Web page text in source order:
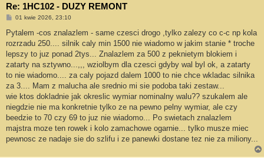
Re: 1HC102 - DUZY REMONT
P
s
t
01 kwie 2026, 23:10
Pytalem -cos znalazlem - same czesci drogo ,tylko zalezy co c-c np kola
rozrzadu 250.... silnik caly min 1500 nie wiadomo w jakim stanie * troche
lepszy to juz ponad 2tys... Znalazlem za 500 z peknietym blokiem i
zatarty na sztywno...,,, wziolbym dla czesci gdyby wal byl ok, a zatarty
to nie wiadomo.... za caly pojazd dalem 1000 to nie chce wkladac silnika
za 3.... Mam z malucha ale srednio mi sie podoba taki zestaw...
wie ktos dokladnie jak okreslic wymiar nominalny walu?? szukalem ale
niegdzie nie ma konkretnie tylko ze na pewno pelny wymiar, ale czy
beedzie to 70 czy 69 to juz nie wiadomo... Po swietach znalazlem
majstra moze ten rowek i kolo zamachowe ogarnie... tylko musze miec
pewnosc ze nadaje sie do szlifu i ze panewki dostane tez nie za miliony...